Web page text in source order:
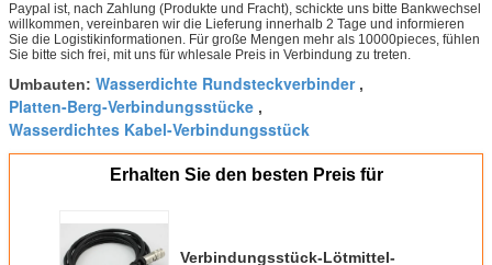
Paypal ist, nach Zahlung (Produkte und Fracht), schickte uns bitte Bankwechsel
willkommen, vereinbaren wir die Lieferung innerhalb 2 Tage und informieren
Sie die Logistikinformationen. Für große Mengen mehr als 10000pieces, fühlen
Sie bitte sich frei, mit uns für whlesale Preis in Verbindung zu treten.
Umbauten: Wasserdichte Rundsteckverbinder,
Platten-Berg-Verbindungsstücke ,
Wasserdichtes Kabel-Verbindungsstück
Erhalten Sie den besten Preis für
Verbindungsstück-Lötmittel-